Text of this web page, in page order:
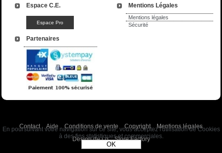
Espace C.E. Mentions Légales
Mentions légales
Sécurité
Partenaires
Contact Aide Conditions de vente Copyright
Mentions légales
Design de Lo
Store Factory
En poursuivant votre navigation sur ce site, vous acceptez l'utilisation de Cookies
à des fins statistiques et commerciales.
OK